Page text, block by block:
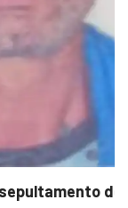
de idoso...